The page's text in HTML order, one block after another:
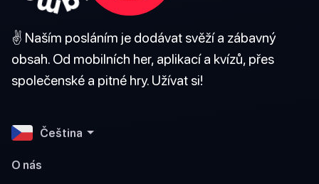
✌️ Naším posláním je dodávat svěží a zábavný
obsah. Od mobilních her, aplikací a kvízů, přes
společenské a pitné hry. Užívat si!
Čeština
O nás